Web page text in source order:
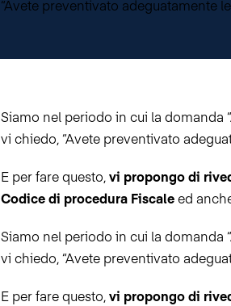
“Avete preventivato adeguatamente
Siamo nel periodo in cui la domanda
vi chiedo, “Avete preventivato
E per fare questo,vi propongo di
Codice di procedura Fiscaleed
Siamo nel periodo in cui la domanda
vi chiedo, “Avete preventivato
E per fare questo,vi propongo di